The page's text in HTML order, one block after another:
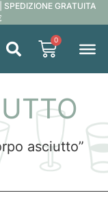
GRATUITA
0
asciutto”